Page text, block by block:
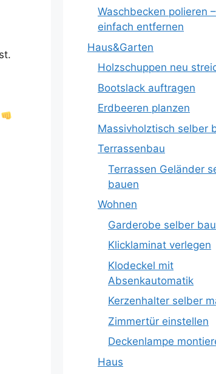
Waschbecken polieren
einfach entfernen
Haus&Garten
Holzschuppen neu
Bootslack auftragen
Erdbeeren planzen
Massivholztisch selber
Terrassenbau
Terrassen Geländer
bauen
Wohnen
Garderobe selber
Klicklaminat verlegen
Klodeckel mit
Absenkautomatik
Kerzenhalter selber
Zimmertür einstellen
Deckenlampe
Haus